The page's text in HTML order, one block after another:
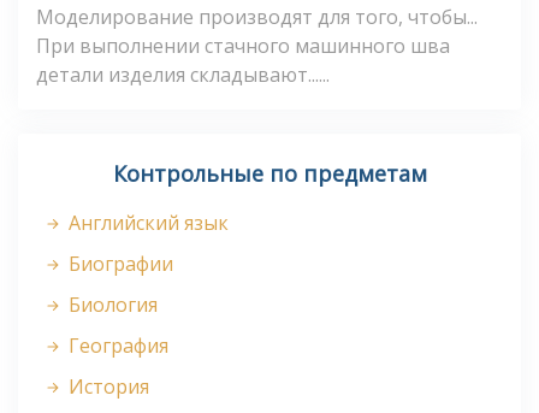
Моделирование производят для того, чтобы...
При выполнении стачного машинного шва
детали изделия складывают......
Контрольные по предметам
Английский язык
Биографии
Биология
География
История